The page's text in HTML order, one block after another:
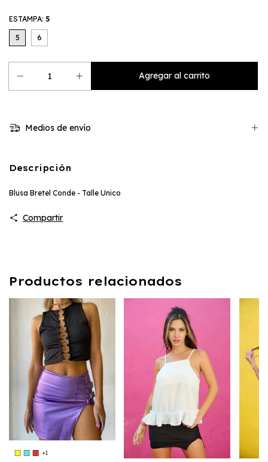
ESTAMPA: 5
5 6
Medios de envío
Descripción
Blusa Bretel Conde - Talle Unico
Compartir
Productos relacionados
+1